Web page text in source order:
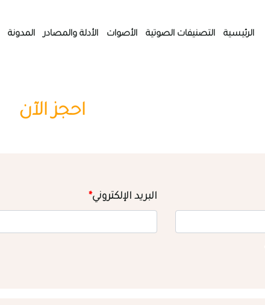
الرئيسية التصنيفات الصوتية الأصوات الأدلة والمصادر المدونة
احجز الآن
البريد الإلكتروني*